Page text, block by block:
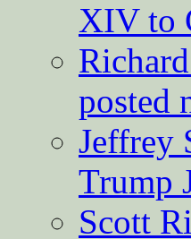
XIV to
posted
Jeffrey
Trump
Scott